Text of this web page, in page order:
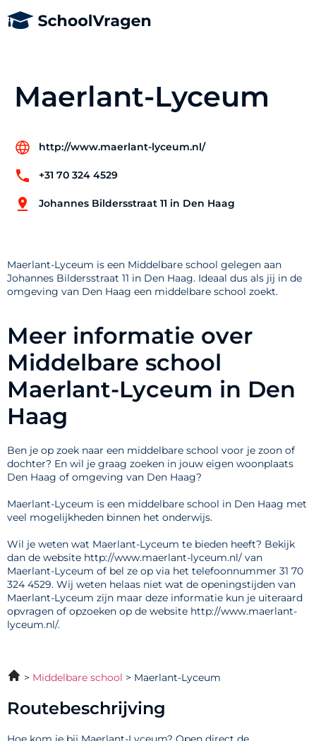
Maerlant-Lyceum
http://www.maerlant-lyceum.nl/
+31 70 324 4529
Johannes Bildersstraat 11 in Den Haag
Maerlant-Lyceum is een Middelbare school gelegen aan
Johannes Bildersstraat 11 in Den Haag. Ideaal dus als jij in de
omgeving van Den Haag een middelbare school zoekt.
Meer informatie over
Middelbare school
Maerlant-Lyceum in Den
Haag
Ben je op zoek naar een middelbare school voor je zoon of
dochter? En wil je graag zoeken in jouw eigen woonplaats
Den Haag of omgeving van Den Haag?
Maerlant-Lyceum is een middelbare school in Den Haag met
veel mogelijkheden binnen het onderwijs.
Wil je weten wat Maerlant-Lyceum te bieden heeft? Bekijk
dan de website http://www.maerlant-lyceum.nl/ van
Maerlant-Lyceum of bel ze op via het telefoonnummer 31 70
324 4529. Wij weten helaas niet wat de openingstijden van
Maerlant-Lyceum zijn maar deze informatie kun je uiteraard
opvragen of opzoeken op de website http://www.maerlant-
lyceum.nl/.
Middelbare school Maerlant-Lyceum
Routebeschrijving